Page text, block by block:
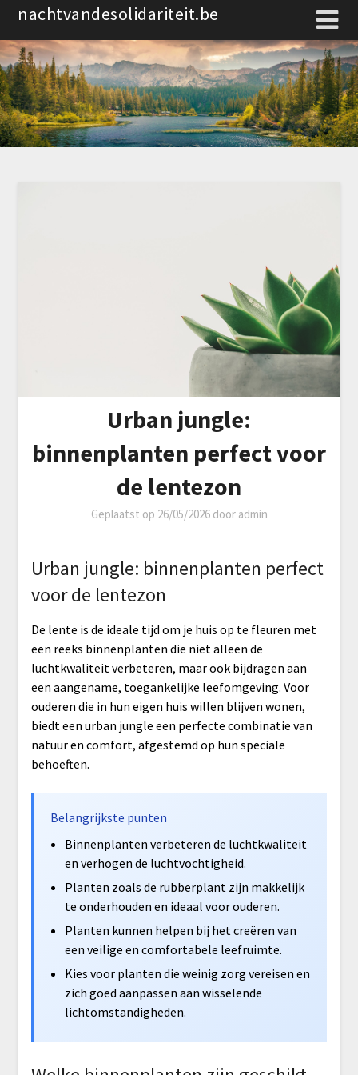
Spring
de
inhoud
nachtvandesolidariteit.be
Urban jungle:
binnenplanten perfect voor
de lentezon
Geplaatst op 26/05/2026door admin
Urban jungle: binnenplanten perfect
voor de lentezon
De lente is de ideale tijd om je huis op te fleuren met
een reeks binnenplanten die niet alleen de
luchtkwaliteit verbeteren, maar ook bijdragen aan
een aangename, toegankelijke leefomgeving. Voor
ouderen die in hun eigen huis willen blijven wonen,
biedt een urban jungle een perfecte combinatie van
natuur en comfort, afgestemd op hun speciale
behoeften.
Belangrijkste punten
Binnenplanten verbeteren de luchtkwaliteit
en verhogen de luchtvochtigheid.
Planten zoals de rubberplant zijn makkelijk
te onderhouden en ideaal voor ouderen.
Planten kunnen helpen bij het creëren van
een veilige en comfortabele leefruimte.
Kies voor planten die weinig zorg vereisen en
zich goed aanpassen aan wisselende
lichtomstandigheden.